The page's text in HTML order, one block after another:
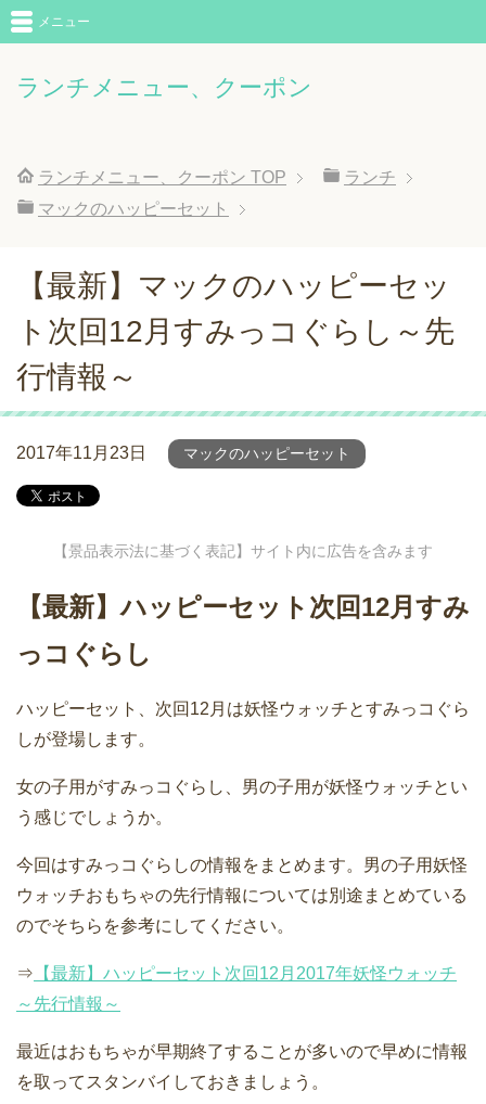
ランチメニュー、クーポン
メニュー
ランチメニュー、クーポン TOP
ランチ
マックのハッピーセット
【最新】マックのハッピーセッ
ト次回12月すみっコぐらし～先
行情報～
2017年11月23日 マックのハッピーセット
【景品表示法に基づく表記】サイト内に広告を含みます
【最新】ハッピーセット次回12月すみ
っコぐらし
ハッピーセット、次回12月は妖怪ウォッチとすみっコぐら
しが登場します。
女の子用がすみっコぐらし、男の子用が妖怪ウォッチとい
う感じでしょうか。
今回はすみっコぐらしの情報をまとめます。男の子用妖怪
ウォッチおもちゃの先行情報については別途まとめている
のでそちらを参考にしてください。
⇒ 【最新】ハッピーセット次回12月2017年妖怪ウォッチ
～先行情報～
最近はおもちゃが早期終了することが多いので早めに情報
を取ってスタンバイしておきましょう。